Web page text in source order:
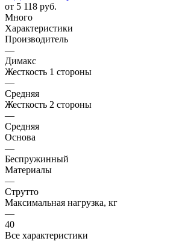
от 5 118 руб.
Много
Характеристики
Производитель
—
Димакс
Жесткость 1 стороны
—
Средняя
Жесткость 2 стороны
—
Средняя
Основа
—
Беспружинный
Материалы
—
Струтто
Максимальная нагрузка, кг
—
40
Все характеристики